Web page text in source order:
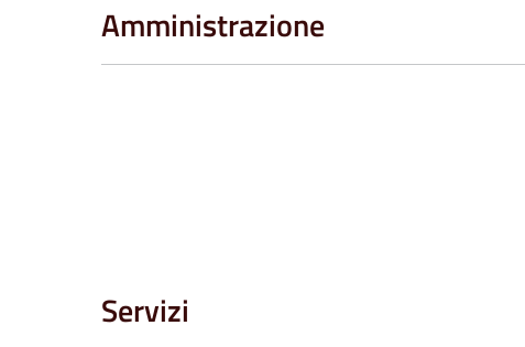
Amministrazione
Servizi